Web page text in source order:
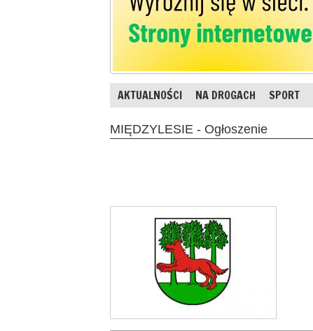
AKTUALNOŚCI NA DROGACH SPORT
MIĘDZYLESIE - Ogłoszenie